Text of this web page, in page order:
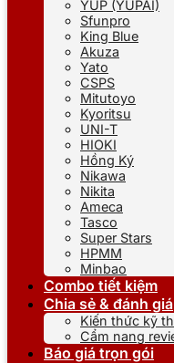
YUP (YUPAI)
Sfunpro
King Blue
Akuza
Yato
CSPS
Mitutoyo
Kyoritsu
UNI-T
HIOKI
Hồng Ký
Nikawa
Nikita
Ameca
Tasco
Super Stars
HPMM
Minbao
Combo tiết kiệm
Chia sẻ & đánh giá
Kiến thức kỹ
Cẩm nang
Báo giá trọn gói